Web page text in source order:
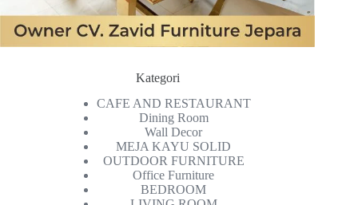
Kategori
CAFE AND RESTAURANT
Dining Room
Wall Decor
MEJA KAYU SOLID
OUTDOOR FURNITURE
Office Furniture
BEDROOM